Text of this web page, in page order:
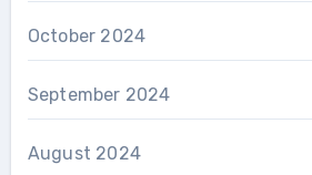
October 2024
September 2024
August 2024